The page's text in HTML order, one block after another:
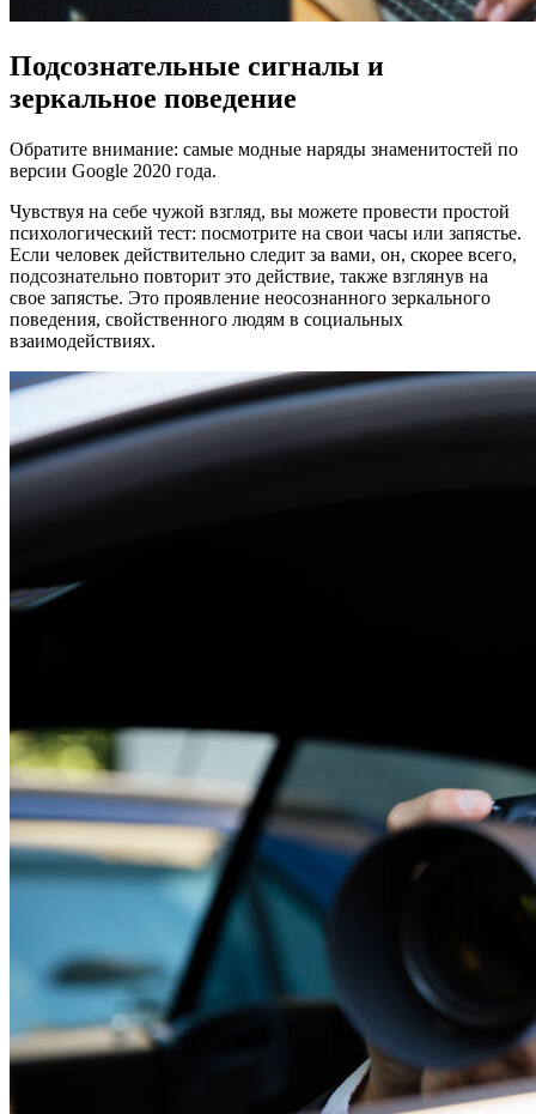
Подсознательные сигналы и
зеркальное поведение
Обратите внимание: самые модные наряды знаменитостей по
версии Google 2020 года.
Чувствуя на себе чужой взгляд, вы можете провести простой
психологический тест: посмотрите на свои часы или запястье.
Если человек действительно следит за вами, он, скорее всего,
подсознательно повторит это действие, также взглянув на
свое запястье. Это проявление неосознанного зеркального
поведения, свойственного людям в социальных
взаимодействиях.